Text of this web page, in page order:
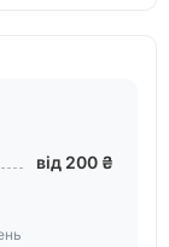
від 200 ₴